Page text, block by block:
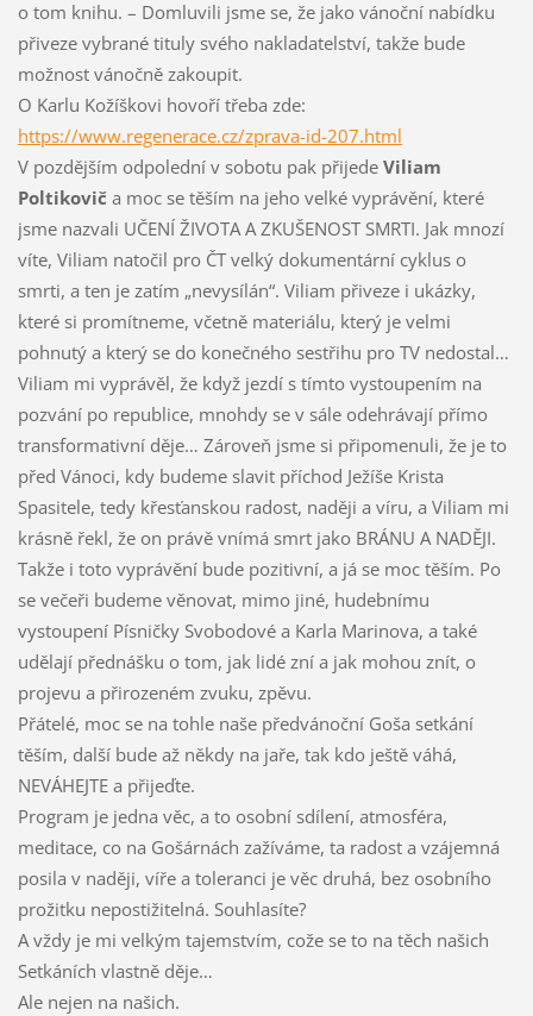
o tom knihu. – Domluvili jsme se, že jako vánoční nabídku
přiveze vybrané tituly svého nakladatelství, takže bude
možnost vánočně zakoupit.
O Karlu Kožíškovi hovoří třeba zde:
https://www.regenerace.cz/zprava-id-207.html
V pozdějším odpolední v sobotu pak přijede Viliam
Poltikoviča moc se těším na jeho velké vyprávění, které
jsme nazvali UČENÍ ŽIVOTA A ZKUŠENOST SMRTI. Jak mnozí
víte, Viliam natočil pro ČT velký dokumentární cyklus o
smrti, a ten je zatím „nevysílán“. Viliam přiveze i ukázky,
které si promítneme, včetně materiálu, který je velmi
pohnutý a který se do konečného sestřihu pro TV nedostal…
Viliam mi vyprávěl, že když jezdí s tímto vystoupením na
pozvání po republice, mnohdy se v sále odehrávají přímo
transformativní děje… Zároveň jsme si připomenuli, že je to
před Vánoci, kdy budeme slavit příchod Ježíše Krista
Spasitele, tedy křesťanskou radost, naději a víru, a Viliam mi
krásně řekl, že on právě vnímá smrt jako BRÁNU A NADĚJI.
Takže i toto vyprávění bude pozitivní, a já se moc těším. Po
se večeři budeme věnovat, mimo jiné, hudebnímu
vystoupení Písničky Svobodové a Karla Marinova, a také
udělají přednášku o tom, jak lidé zní a jak mohou znít, o
projevu a přirozeném zvuku, zpěvu.
Přátelé, moc se na tohle naše předvánoční Goša setkání
těším, další bude až někdy na jaře, tak kdo ještě váhá,
NEVÁHEJTE a přijeďte.
Program je jedna věc, a to osobní sdílení, atmosféra,
meditace, co na Gošárnách zažíváme, ta radost a vzájemná
posila v naději, víře a toleranci je věc druhá, bez osobního
prožitku nepostižitelná. Souhlasíte?
A vždy je mi velkým tajemstvím, cože se to na těch našich
Setkáních vlastně děje…
Ale nejen na našich.